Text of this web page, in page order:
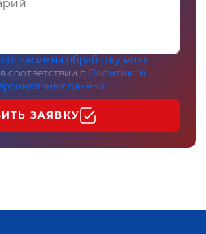
согласие на обработку моих
в соответствии с Политикой
данных
ЗАЯВКУ